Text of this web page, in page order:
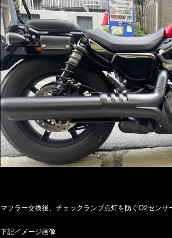
マフラー交換後、チェックランプ点灯を防ぐO2センサ
下記イメージ画像